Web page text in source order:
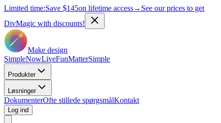
Limited time:Save $145on lifetime access→ See our prices to get
DivMagic with discounts!
Make design
SimpleNowLiveFunMatterSimple
Produkter
Løsninger
DokumenterOfte stillede spørgsmålKontakt
Log ind